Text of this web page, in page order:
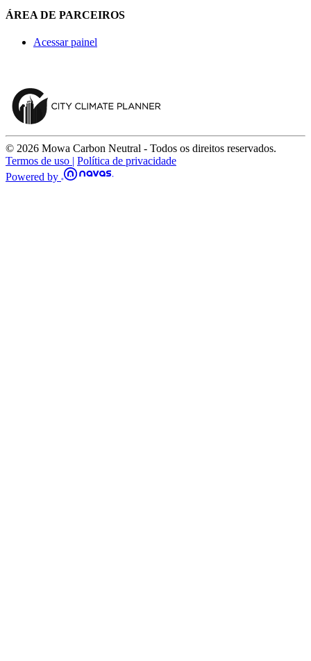
ÁREA DE PARCEIROS
Acessar painel
© 2026 Mowa Carbon Neutral - Todos os direitos reservados.
Termos de uso | Política de privacidade
Powered by